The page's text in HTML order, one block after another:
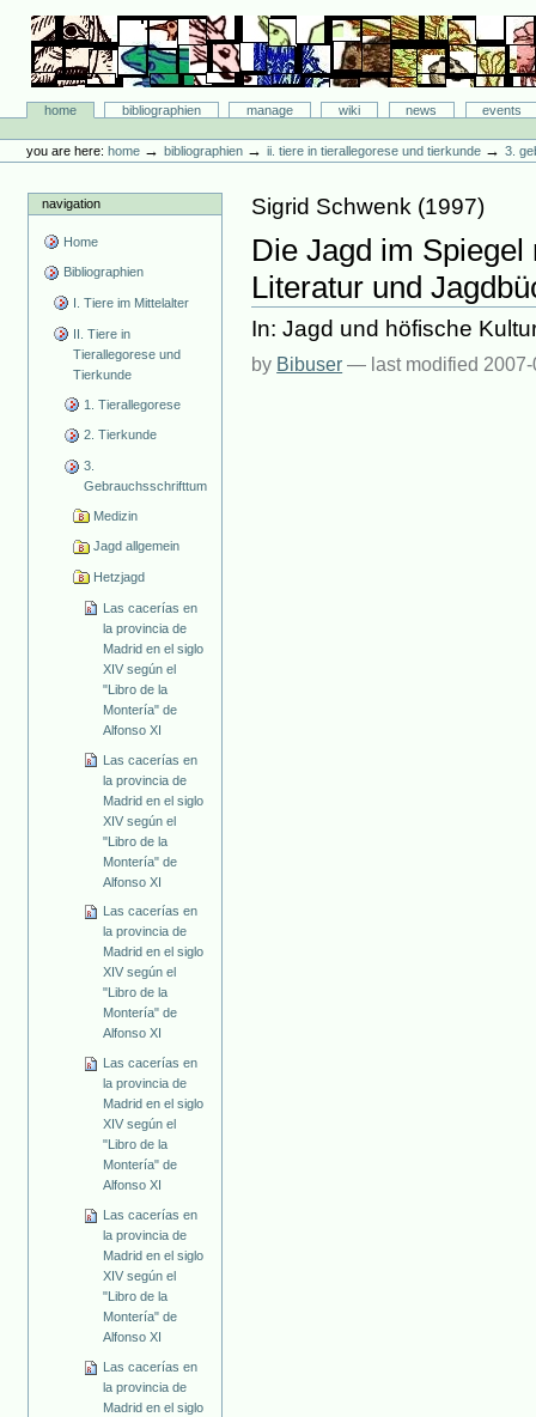
content.
navigation
Bibliographie-Portal
Sectionshome bibliographien manage wiki news
events
tools
you are here: home →bibliographien →ii. tiere in tierallegorese und tierkunde →3.
navigation
Home
Bibliographien
I. Tiere im Mittelalter
II. Tiere in
Tierallegorese und
Tierkunde
1. Tierallegorese
2. Tierkunde
3.
Gebrauchsschrifttum
Medizin
Jagd allgemein
Hetzjagd
Las cacerías en
la provincia de
Madrid en el siglo
XIV según el
"Libro de la
Montería" de
Alfonso XI
Las cacerías en
la provincia de
Madrid en el siglo
XIV según el
"Libro de la
Montería" de
Alfonso XI
Las cacerías en
la provincia de
Madrid en el siglo
XIV según el
"Libro de la
Montería" de
Alfonso XI
Las cacerías en
la provincia de
Madrid en el siglo
XIV según el
"Libro de la
Montería" de
Alfonso XI
Las cacerías en
la provincia de
Madrid en el siglo
XIV según el
"Libro de la
Montería" de
Alfonso XI
Las cacerías en
la provincia de
Madrid en el siglo
Sigrid Schwenk (1997)
Die Jagd im
Literatur und
In: Jagd und höfische
by Bibuser — last modified